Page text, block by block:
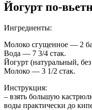
Йогурт по-
Ингредиенты:
Молоко сгущенное — 2
Вода — 7 3/4 стак.
Йогурт (натуральный,
Молоко — 3 1/2 стак.
Инструкция:
– взять большую
воды практически до